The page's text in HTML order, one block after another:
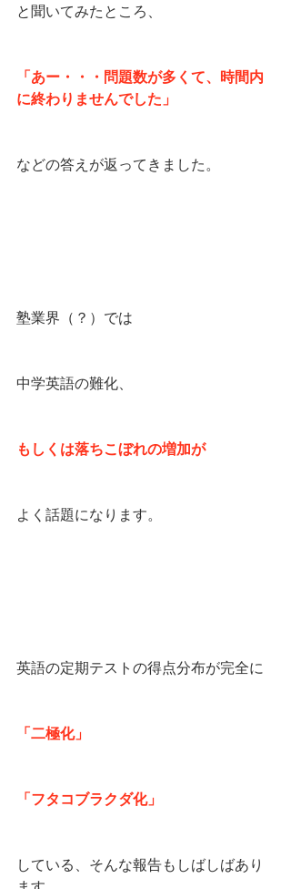
と聞いてみたところ、
「あー・・・問題数が多くて、時間内
に終わりませんでした」
などの答えが返ってきました。
塾業界（？）では
中学英語の難化、
もしくは落ちこぼれの増加が
よく話題になります。
英語の定期テストの得点分布が完全に
「二極化」
「フタコブラクダ化」
している、そんな報告もしばしばあり